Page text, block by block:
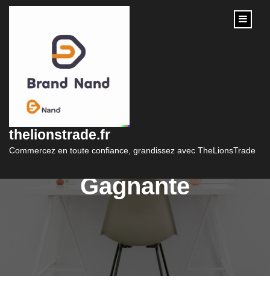
content
thelionstrade.fr
Commercez en toute confiance, grandissez avec TheLionsTrade
Optimisation SEO et
Marketing des Médias
: Une Combinaison
Gagnante